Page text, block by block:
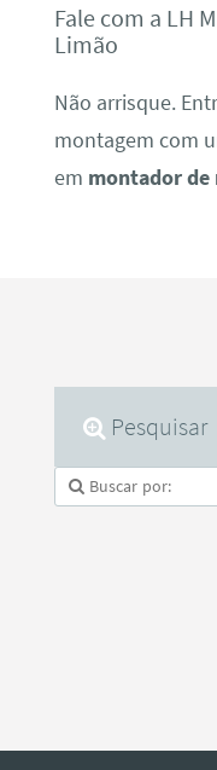
Fale com a LH
Limão
Não arrisque.
montagem com
em montador de
Pesquisar